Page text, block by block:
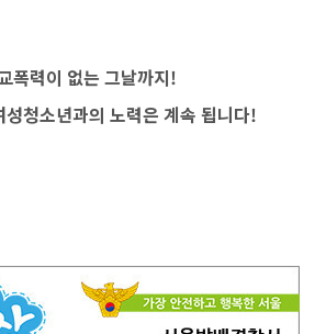
폭력이 없는 그날까지!
성청소년과의 노력은 계속 됩니다!